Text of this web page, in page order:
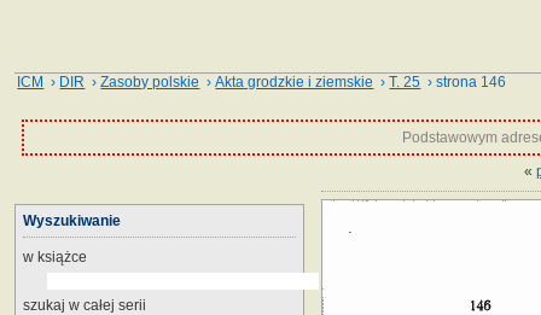
ICM › DIR ›Zasoby polskie ›Akta grodzkie i ziemskie ›T. 25 › strona 146
Podstawowym
«
Wyszukiwanie
w książce
szukaj w całej serii